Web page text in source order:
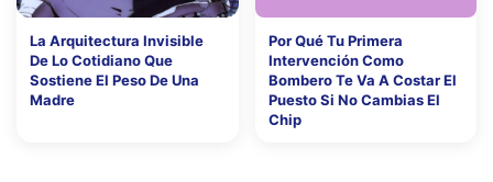
La Arquitectura Invisible
De Lo Cotidiano Que
Sostiene El Peso De Una
Madre
Por Qué Tu Primera
Intervención Como
Bombero Te Va A Costar El
Puesto Si No Cambias El
Chip